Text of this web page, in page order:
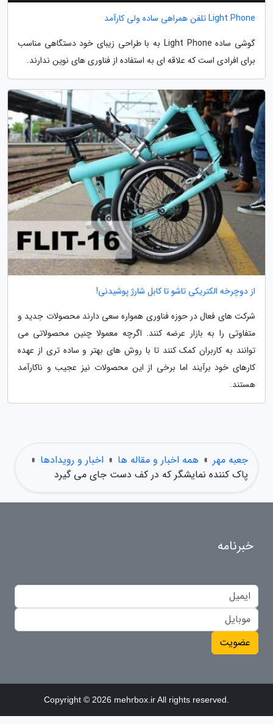
Light Phone تلفن همراهی ساده ولی کارآمد
گوشی ساده Light Phone به با طراحی زیبای خود دستگاهی مناسب
برای افرادی است که علاقه ای به استفاده از فناوری های نوین ندارند.
از دوچرخه الکتریکی تاشو تا کابل شارژ پوشیدنی!
شرکت های فعال در حوزه فناوری همواره سعی دارند محصولات جدید و
متفاوتی را به بازار عرضه کنند. اگرچه معمولا چنین محصولاتی می
توانند به کاربران کمک کنند تا با روش های بهتر و ساده تری از عهده
کارهای خود برآیند اما برخی از این محصولات نیز عجیب و ناکارآمد
هستند.
جعبه مهر » همه اخبار و مقاله ها » اخبار و رویدادها »
پاک کننده نمایشگر که در کف دست جای می گیرد
خبرنامه
عضویت
Copyright © 2026 mehrbox.ir All rights reserved.